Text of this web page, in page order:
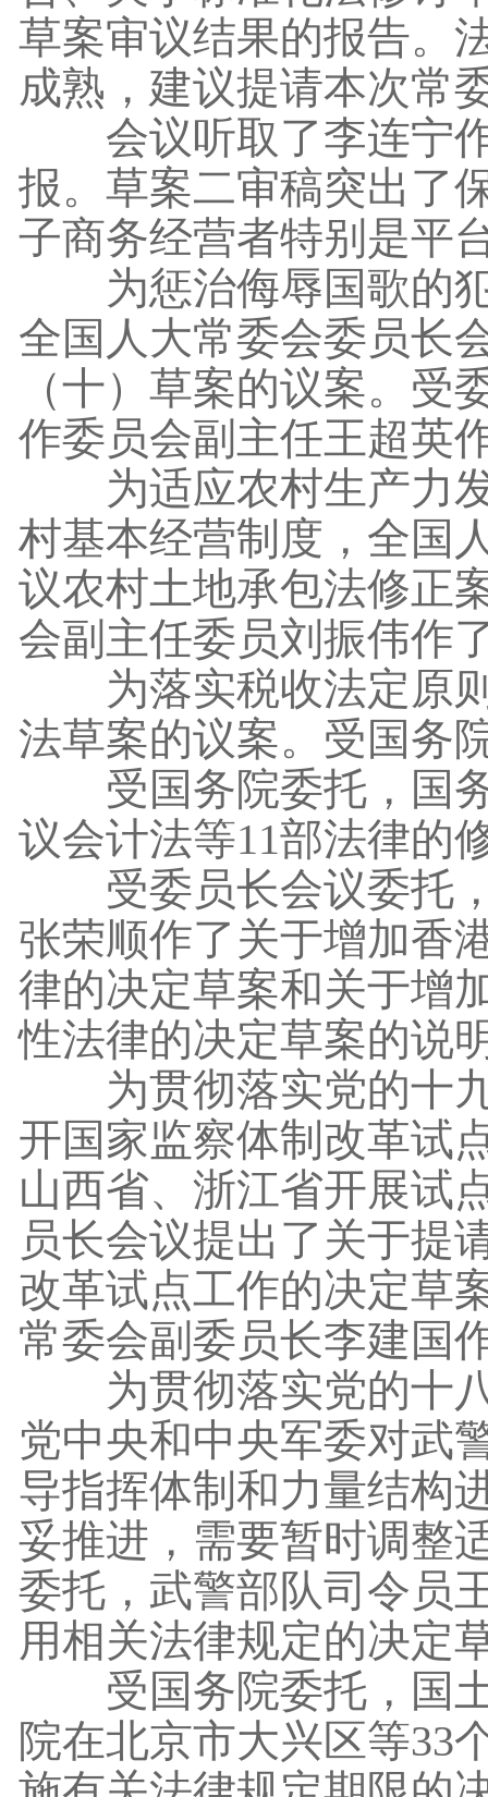
草案审议结果的报告。
成熟，建议提请本次常
会议听取了李连宁作
报。草案二审稿突出了
子商务经营者特别是平
为惩治侮辱国歌的犯
全国人大常委会委员长
（十）草案的议案。
作委员会副主任王超英
为适应农村生产力发
村基本经营制度，全国
议农村土地承包法修正
会副主任委员刘振伟作
为落实税收法定原则
法草案的议案。受国务
受国务院委托，国务
议会计法等11部法律的
受委员长会议委托，
张荣顺作了关于增加香
律的决定草案和关于增
性法律的决定草案的说
为贯彻落实党的十九
开国家监察体制改革试
山西省、浙江省开展试
员长会议提出了关于提
改革试点工作的决定草
常委会副委员长李建国
为贯彻落实党的十八
党中央和中央军委对武
导指挥体制和力量结构
妥推进，需要暂时调整
委托，武警部队司令员
用相关法律规定的决定
受国务院委托，国土
院在北京市大兴区等33